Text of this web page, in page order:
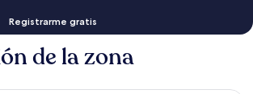
Registrarme gratis
de la zona